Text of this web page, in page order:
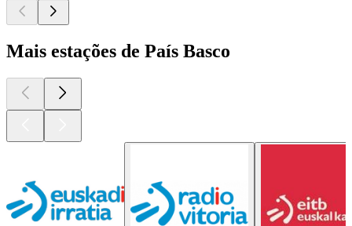
Mais estações de País Basco